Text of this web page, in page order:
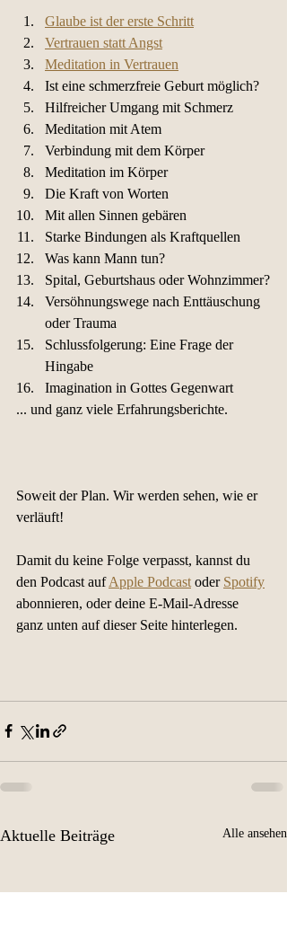
Glaube ist der erste Schritt
Vertrauen statt Angst
Meditation in Vertrauen
Ist eine schmerzfreie Geburt möglich?
Hilfreicher Umgang mit Schmerz
Meditation mit Atem
Verbindung mit dem Körper
Meditation im Körper
Die Kraft von Worten
Mit allen Sinnen gebären
Starke Bindungen als Kraftquellen
Was kann Mann tun?
Spital, Geburtshaus oder Wohnzimmer?
Versöhnungswege nach Enttäuschung
oder Trauma
Schlussfolgerung: Eine Frage der
Hingabe
Imagination in Gottes Gegenwart
... und ganz viele Erfahrungsberichte.
Soweit der Plan. Wir werden sehen, wie er
verläuft!
Damit du keine Folge verpasst, kannst du
den Podcast auf Apple Podcast oder Spotify
abonnieren, oder deine E-Mail-Adresse
ganz unten auf dieser Seite hinterlegen.
Aktuelle Beiträge Alle ansehen